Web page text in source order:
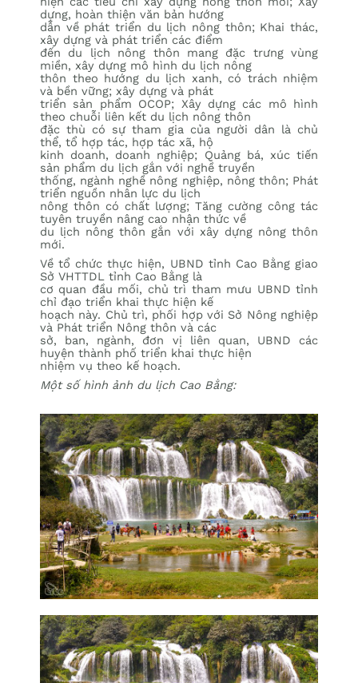
dựng, hoàn thiện văn bản hướng
dẫn về phát triển du lịch nông thôn; Khai thác,
xây dựng và phát triển các điểm
đến du lịch nông thôn mang đặc trưng vùng
miền, xây dựng mô hình du lịch nông
thôn theo hướng du lịch xanh, có trách nhiệm
và bền vững; xây dựng và phát
triển sản phẩm OCOP; Xây dựng các mô hình
theo chuỗi liên kết du lịch nông thôn
đặc thù có sự tham gia của người dân là chủ
thể, tổ hợp tác, hợp tác xã, hộ
kinh doanh, doanh nghiệp; Quảng bá, xúc tiến
sản phẩm du lịch gắn với nghề truyền
thống, ngành nghề nông nghiệp, nông thôn; Phát
triển nguồn nhân lực du lịch
nông thôn có chất lượng; Tăng cường công tác
tuyên truyền nâng cao nhận thức về
du lịch nông thôn gắn với xây dựng nông thôn
mới.
Về tổ chức thực hiện, UBND tỉnh Cao Bằng giao
Sở VHTTDL tỉnh Cao Bằng là
cơ quan đầu mối, chủ trì tham mưu UBND tỉnh
chỉ đạo triển khai thực hiện kế
hoạch này. Chủ trì, phối hợp với Sở Nông nghiệp
và Phát triển Nông thôn và các
sở, ban, ngành, đơn vị liên quan, UBND các
huyện thành phố triển khai thực hiện
nhiệm vụ theo kế hoạch.
Một số hình ảnh du lịch Cao Bằng: